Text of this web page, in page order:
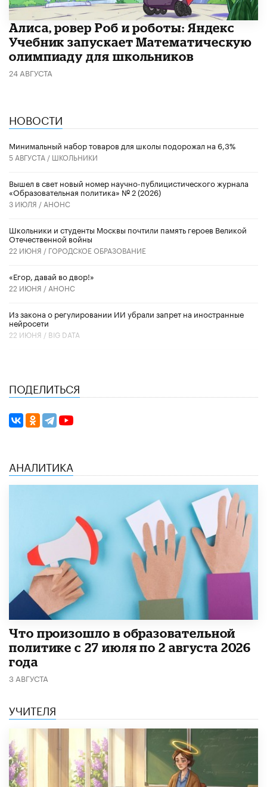
Алиса, ровер Роб и роботы: Яндекс
Учебник запускает Математическую
олимпиаду для школьников
24 АВГУСТА
НОВОСТИ
Минимальный набор товаров для школы подорожал на 6,3%
5 АВГУСТА / ШКОЛЬНИКИ
Вышел в свет новый номер научно-публицистического журнала
«Образовательная политика» № 2 (2026)
3 ИЮЛЯ / АНОНС
Школьники и студенты Москвы почтили память героев Великой
Отечественной войны
22 ИЮНЯ / ГОРОДСКОЕ ОБРАЗОВАНИЕ
«Егор, давай во двор!»
22 ИЮНЯ / АНОНС
Из закона о регулировании ИИ убрали запрет на иностранные
нейросети
22 ИЮНЯ / BIG DATA
ПОДЕЛИТЬСЯ
АНАЛИТИКА
​Что произошло в образовательной
политике с 27 июля по 2 августа 2026
года
3 АВГУСТА
УЧИТЕЛЯ